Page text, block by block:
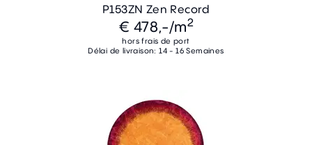
P153ZN Zen Record
€ 478,-/m2
hors frais de port
Délai de livraison: 14 - 16 Semaines